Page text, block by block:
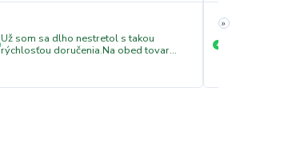
Už som sa dlho nestretol s takou
rýchlosťou doručenia.Na obed tovar
+
»